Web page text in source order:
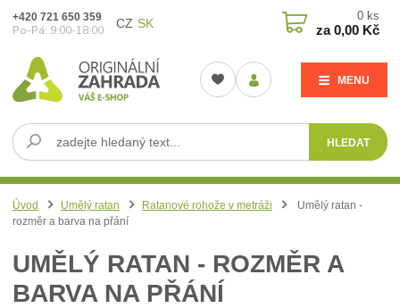
CZ SK
MENU
HLEDAT
+420 721 650 359
Po-Pá: 9:00-18:00
0 ks
za0,00 Kč
Úvod Umělý ratan Ratanové rohože v metráži
Umělý ratan -
rozměr a barva na přání
UMĚLÝ RATAN - ROZMĚR A
BARVA NA PŘÁNÍ